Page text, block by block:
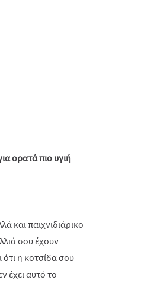
ορατά πιο υγιή
και παιχνιδιάρικο
σου έχουν
η κοτσίδα σου
έχει αυτό το